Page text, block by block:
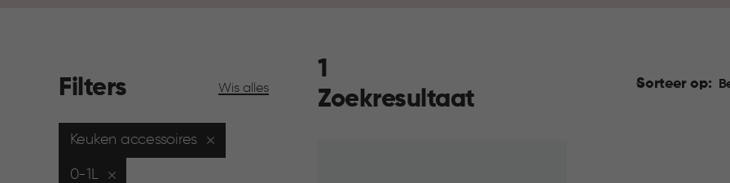
Filters Wis alles
Keuken accessoires
0-1L
Sorteer op:
1
Zoekresultaat